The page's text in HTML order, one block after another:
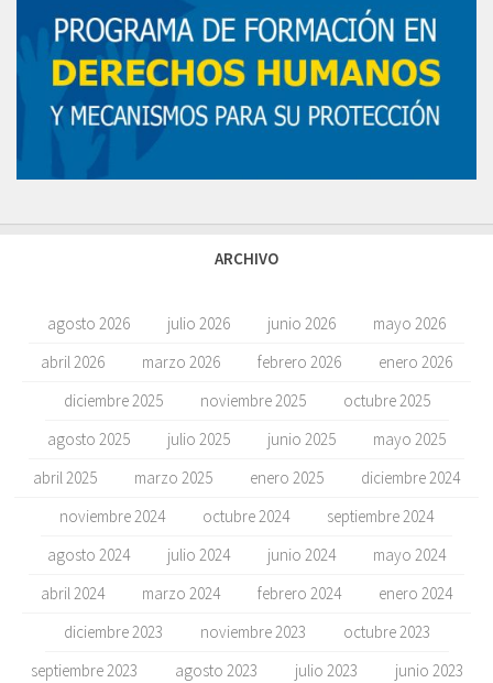
ARCHIVO
agosto 2026 julio 2026 junio 2026
mayo 2026
abril 2026
marzo 2026 febrero 2026
enero 2026
diciembre 2025
noviembre 2025
octubre 2025
agosto 2025
julio 2025 junio 2025
mayo 2025
abril 2025
marzo 2025 enero 2025
diciembre 2024
noviembre 2024
octubre 2024
septiembre 2024
agosto 2024
julio 2024 junio 2024
mayo 2024
abril 2024
marzo 2024 febrero 2024
enero 2024
diciembre 2023
noviembre 2023
octubre 2023
septiembre 2023
agosto 2023 julio 2023
junio 2023